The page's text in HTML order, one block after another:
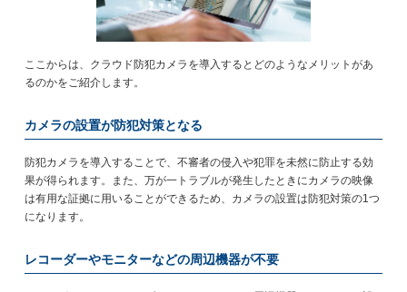
ここからは、クラウド防犯カメラを導入するとどのようなメリットがあ
るのかをご紹介します。
カメラの設置が防犯対策となる
防犯カメラを導入することで、不審者の侵入や犯罪を未然に防止する効
果が得られます。また、万が一トラブルが発生したときにカメラの映像
は有用な証拠に用いることができるため、カメラの設置は防犯対策の1つ
になります。
レコーダーやモニターなどの周辺機器が不要